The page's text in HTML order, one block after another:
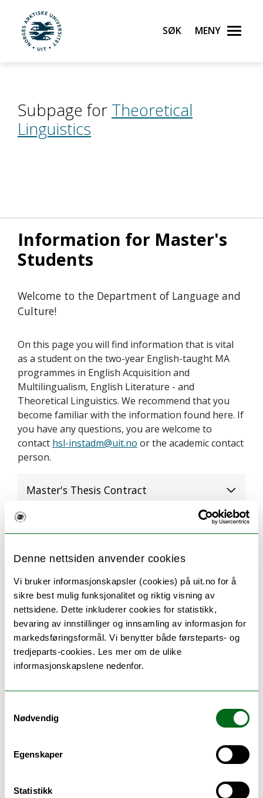
Denne nettsiden anvender cookies
Vi bruker informasjonskapsler (cookies) på uit.no for å
sikre best mulig funksjonalitet og riktig visning av
nettsidene. Dette inkluderer cookies for statistikk,
bevaring av innstillinger og innsamling av informasjon for
markedsføringsformål. Vi benytter både førsteparts- og
tredjeparts-cookies. Les mer om de ulike
informasjonskapslene nedenfor.
Nødvendig
Egenskaper
Statistikk
UiT Norges arktiske universitet
Søk Meny
Subpage for Theoretical
Linguistics
Information for Master's
Students
Welcome to the Department of Language and
Culture!
On this page you will find information that is vital
as a student on the two-year English-taught MA
programmes in English Acquisition and
Multilingualism, English Literature - and
Theoretical Linguistics. We recommend that you
become familiar with the information found here. If
you have any questions, you are welcome to
contact hsl-instadm@uit.no or the academic contact
person.
Master's Thesis Contract
Submitting the Master's Thesis
IT Equipment and Copying
University Library
Vedlegg:
MA_thesis_contract_ISK_ENG